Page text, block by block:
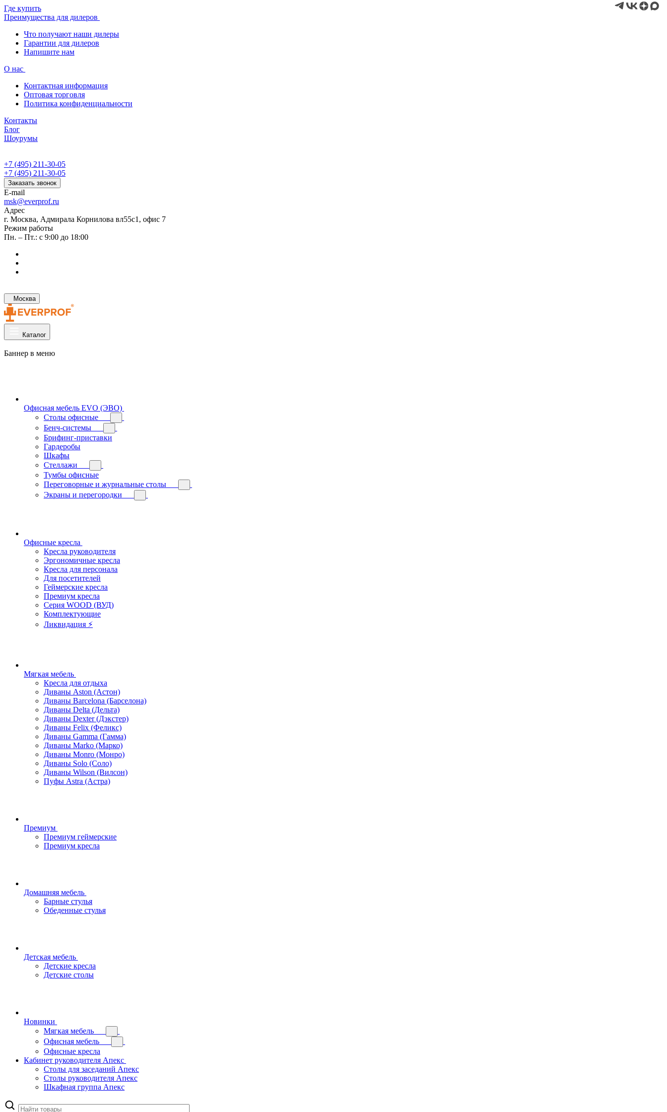
Где купить
Преимущества для дилеров
Что получают наши дилеры
Гарантии для дилеров
Напишите нам
О нас
Контактная информация
Оптовая торговля
Политика конфиденциальности
Контакты
Блог
Шоурумы
+7 (495) 211-30-05
+7 (495) 211-30-05
Заказать звонок
E-mail
msk@everprof.ru
Адрес
г. Москва, Адмирала Корнилова вл55с1, офис 7
Режим работы
Пн. – Пт.: с 9:00 до 18:00
Москва
Каталог
Баннер в меню
Офисная мебель EVO (ЭВО)
Cтолы офисные
Бенч-системы
Брифинг-приставки
Гардеробы
Шкафы
Стеллажи
Тумбы офисные
Переговорные и журнальные столы
Экраны и перегородки
Офисные кресла
Кресла руководителя
Эргономичные кресла
Кресла для персонала
Для посетителей
Геймерские кресла
Премиум кресла
Серия WOOD (ВУД)
Комплектующие
Ликвидация ⚡
Мягкая мебель
Кресла для отдыха
Диваны Aston (Астон)
Диваны Barcelona (Барселона)
Диваны Delta (Дельта)
Диваны Dexter (Дэкстер)
Диваны Felix (Феликс)
Диваны Gamma (Гамма)
Диваны Marko (Марко)
Диваны Monro (Монро)
Диваны Solo (Соло)
Диваны Wilson (Вилсон)
Пуфы Astra (Астра)
Премиум
Премиум геймерские
Премиум кресла
Домашняя мебель
Барные стулья
Обеденные стулья
Детская мебель
Детские кресла
Детские столы
Новинки
Мягкая мебель
Офисная мебель
Офисные кресла
Кабинет руководителя Апекс
Столы для заседаний Апекс
Столы руководителя Апекс
Шкафная группа Апекс